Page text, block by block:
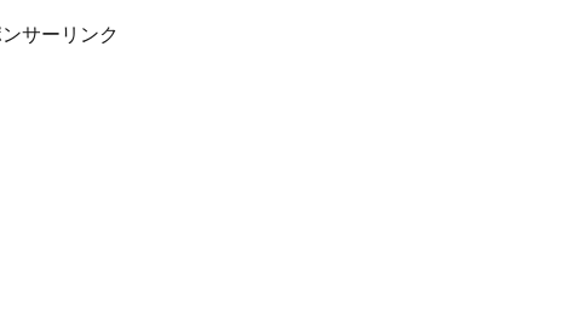
サーリンク